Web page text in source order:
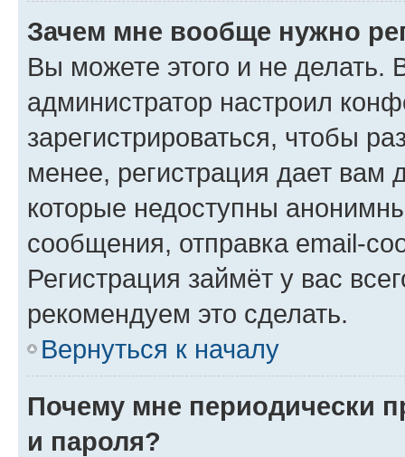
Зачем мне вообще нужно
Вы можете этого и не делать.
администратор настроил
зарегистрироваться, чтобы
менее, регистрация дает вам
которые недоступны
сообщения, отправка email-
Регистрация займёт у вас
рекомендуем это сделать.
Вернуться к началу
Почему мне периодически
и пароля?